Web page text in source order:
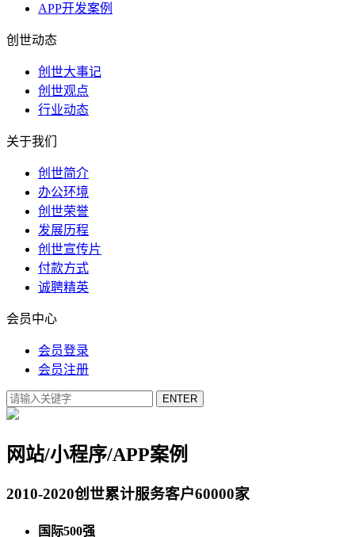
APP开发案例
创世动态
创世大事记
创世观点
行业动态
关于我们
创世简介
办公环境
创世荣誉
发展历程
创世宣传片
付款方式
诚聘精英
会员中心
会员登录
会员注册
网站/小程序/APP案例
2010-2020创世累计服务客户60000家
国际500强